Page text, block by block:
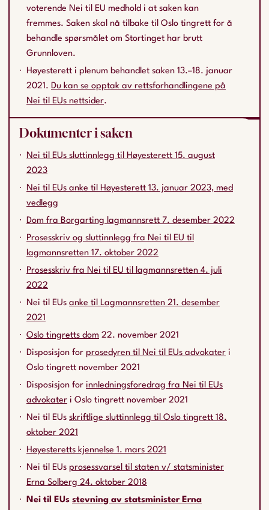
voterende Nei til EU medhold i at saken kan
fremmes. Saken skal nå tilbake til Oslo tingrett for å
behandle spørsmålet om Stortinget har brutt
Grunnloven.
Høyesterett i plenum behandlet saken 13.–18. januar
2021. Du kan se opptak av rettsforhandlingene på
Nei til EUs nettsider.
Dokumenter i saken
Nei til EUs sluttinnlegg til Høyesterett 15. august
2023
Nei til EUs anke til Høyesterett 13. januar 2023, med
vedlegg
Dom fra Borgarting lagmannsrett 7. desember 2022
Prosesskriv og sluttinnlegg fra Nei til EU til
lagmannsretten 17. oktober 2022
Prosesskriv fra Nei til EU til lagmannsretten 4. juli
2022
Nei til EUs anke til Lagmannsretten 21. desember
2021
Oslo tingretts dom 22. november 2021
Disposisjon for prosedyren til Nei til EUs advokater i
Oslo tingrett november 2021
Disposisjon for innledningsforedrag fra Nei til EUs
advokater i Oslo tingrett november 2021
Nei til EUs skriftlige sluttinnlegg til Oslo tingrett 18.
oktober 2021
Høyesteretts kjennelse 1. mars 2021
Nei til EUs prosessvarsel til staten v/ statsminister
Erna Solberg 24. oktober 2018
Nei til EUs stevning av statsminister Erna